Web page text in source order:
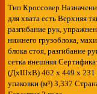
Тип Кроссовер
для хвата есть Верхняя
разгибание рук,
нижнего грузоблока,
блока стоя, разгибание
сетка внешняя
(ДхШхВ) 462 х 449 х 231
упаковки (м³) 3,337